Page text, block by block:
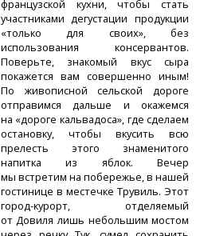
французской кухни, чтобы стать
участниками дегустации продукции
«только для своих», без
использования консервантов.
Поверьте, знакомый вкус сыра
покажется вам совершенно иным!
По живописной сельской дороге
отправимся дальше и окажемся
на «дороге кальвадоса», где сделаем
остановку, чтобы вкусить всю
прелесть этого знаменитого
напитка из яблок. Вечер
мы встретим на побережье, в нашей
гостинице в местечке Трувиль. Этот
город-курорт,
отделяемый
от Довиля лишь небольшим мостом